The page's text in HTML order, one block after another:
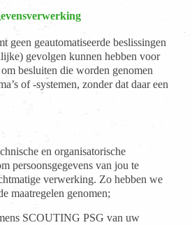
geen geautomatiseerde beslissingen
gevolgen kunnen hebben voor
besluiten die worden genomen
of -systemen, zonder dat daar een
en organisatorische
persoonsgegevens van jou te
verwerking. Zo hebben we
maatregelen genomen;
SCOUTING PSG van uw